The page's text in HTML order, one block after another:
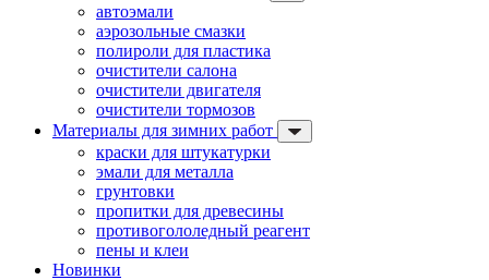
автоэмали
аэрозольные смазки
полироли для пластика
очистители салона
очистители двигателя
очистители тормозов
Материалы для зимних работ
краски для штукатурки
эмали для металла
грунтовки
пропитки для древесины
противогололедный реагент
пены и клеи
Новинки